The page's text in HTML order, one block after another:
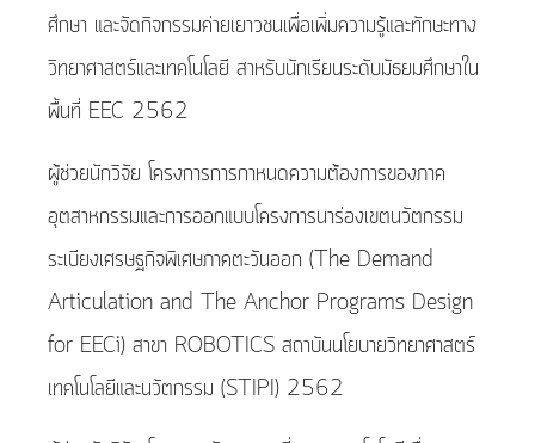
ศึกษา และจัดกิจกรรมค่ายเยาวชนเพื่อเพิ่มความรู้และทักษะทาง
วิทยาศาสตร์และเทคโนโลยี สาหรับนักเรียนระดับมัธยมศึกษาใน
พื้นที่ EEC 2562
ผู้ช่วยนักวิจัย โครงการการกาหนดความต้องการของภาค
อุตสาหกรรมและการออกแบบโครงการนาร่องเขตนวัตกรรม
ระเบียงเศรษฐกิจพิเศษภาคตะวันออก (The Demand
Articulation and The Anchor Programs Design
for EECi) สาขา ROBOTICS สถาบันนโยบายวิทยาศาสตร์
เทคโนโลยีและนวัตกรรม (STIPI) 2562